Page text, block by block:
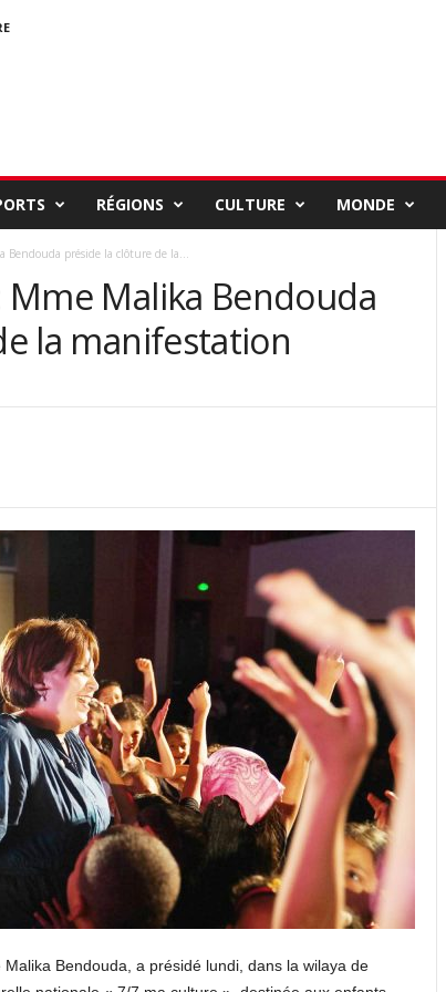
RÉGIONS CULTURE MONDE
préside la clôture de la...
Mme Malika Bendouda
la manifestation
Bendouda, a présidé lundi, dans la wilaya de